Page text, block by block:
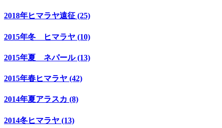
2018年ヒマラヤ遠征 (25)
2015年冬 ヒマラヤ (10)
2015年夏 ネパール (13)
2015年春ヒマラヤ (42)
2014年夏アラスカ (8)
2014冬ヒマラヤ (13)